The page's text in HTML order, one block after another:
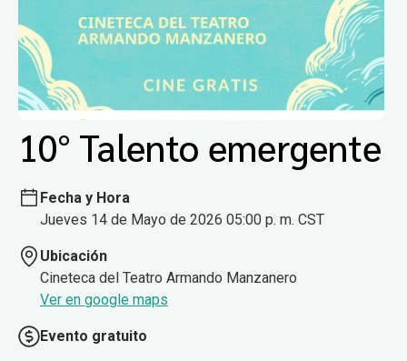
10° Talento emergente
Fecha y Hora
Jueves 14 de Mayo de 2026 05:00 p. m. CST
Ubicación
Cineteca del Teatro Armando Manzanero
Ver en google maps
Evento gratuito